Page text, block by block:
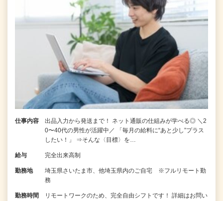
仕事内容
出品入力から発送まで！ ネット通販の仕組みが学べる◎ ＼2
0〜40代の男性が活躍中／ 「毎月の給料に“あと少し”プラス
したい！」 ⇒そんな〈目標〉を…
給与 完全出来高制
勤務地
埼玉県さいたま市、他埼玉県内のご自宅 ※フルリモート勤
務
勤務時間
リモートワークのため、完全自由シフトです！ 詳細はお問い